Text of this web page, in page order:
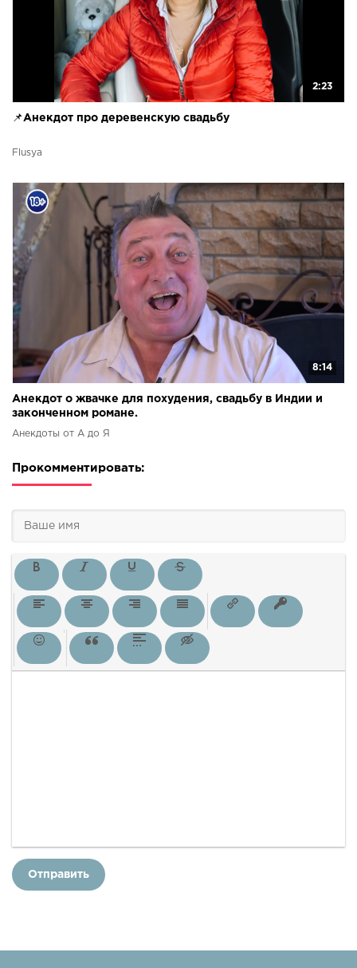
2:23
📌Анекдот про деревенскую свадьбу
Flusya
8:14
Анекдот о жвачке для похудения, свадьбу в Индии и
законченном романе.
Анекдоты от А до Я
Прокомментировать:
Отправить